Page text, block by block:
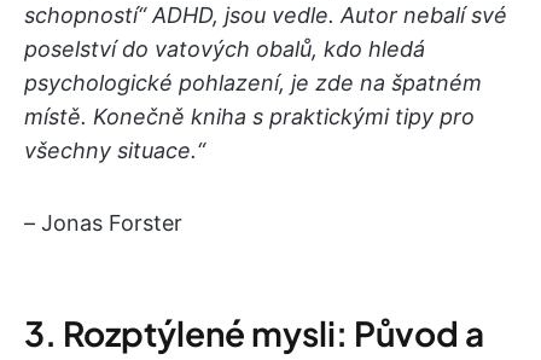
schopností“ ADHD, jsou vedle. Autor nebalí své
poselství do vatových obalů, kdo hledá
psychologické pohlazení, je zde na špatném
místě. Konečně kniha s praktickými tipy pro
všechny situace.“
– Jonas Forster
3. Rozptýlené mysli: Původ a